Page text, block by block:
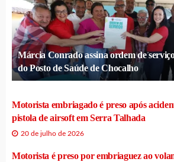
Márcia Conrado assina ordem de
do Posto de Saúde de Chocalho
Motorista embriagado é preso após
pistola de airsoft em Serra Talhada
20 de julho de 2026
Motorista é preso por embriaguez ao